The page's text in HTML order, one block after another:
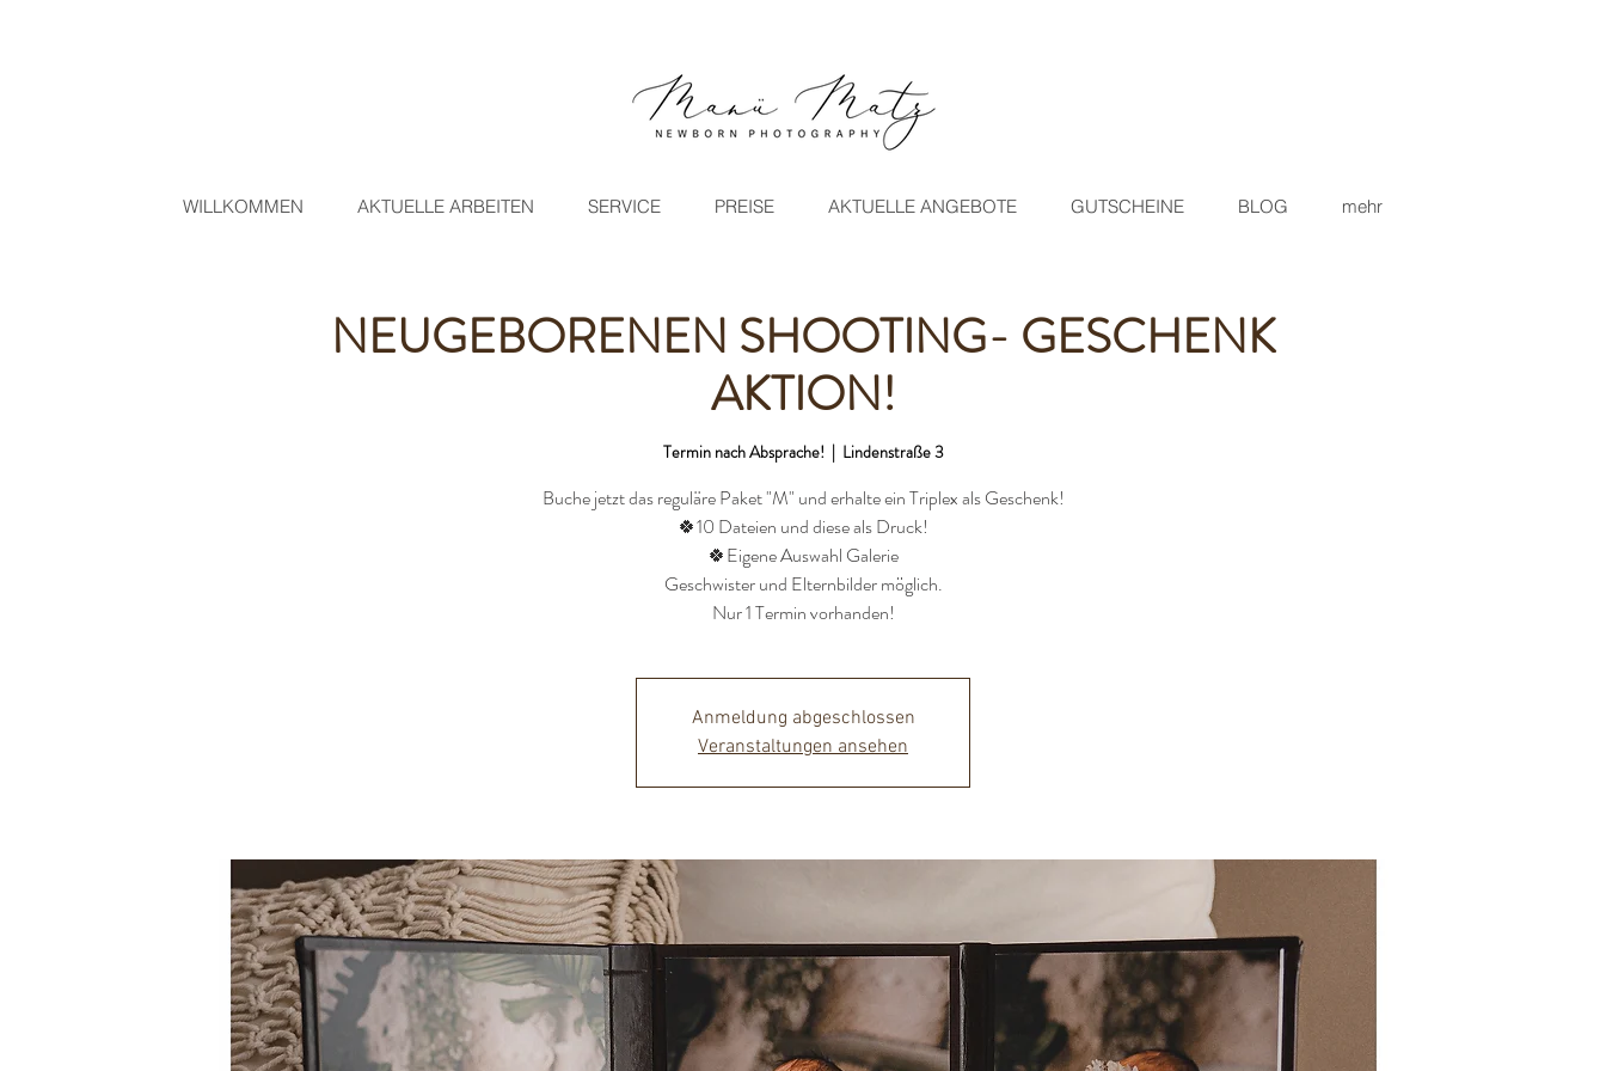
WILLKOMMEN AKTUELLE ARBEITEN SERVICE PREISE AKTUELLE ANGEBOTE GUTSCHEINE BLOG mehr
NEUGEBORENEN SHOOTING- GESCHENK
AKTION!
Termin nach Absprache!
  |
Lindenstraße 3
Buche jetzt das reguläre Paket "M" und erhalte ein Triplex als Geschenk!
🍀10 Dateien und diese als Druck!
🍀Eigene Auswahl Galerie
Geschwister und Elternbilder möglich.
Nur 1 Termin vorhanden!
Anmeldung abgeschlossen
Veranstaltungen ansehen